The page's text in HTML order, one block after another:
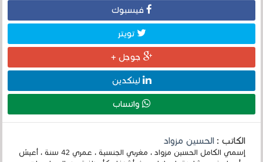
فيسبوك
تويتر
جوجل +
لينكدين
واتساب
الكاتب :الحسين مزواد
إسمي الكامل الحسين مزواد ، مغربي الجنسية ، عمري 42 سنة ، أعيش